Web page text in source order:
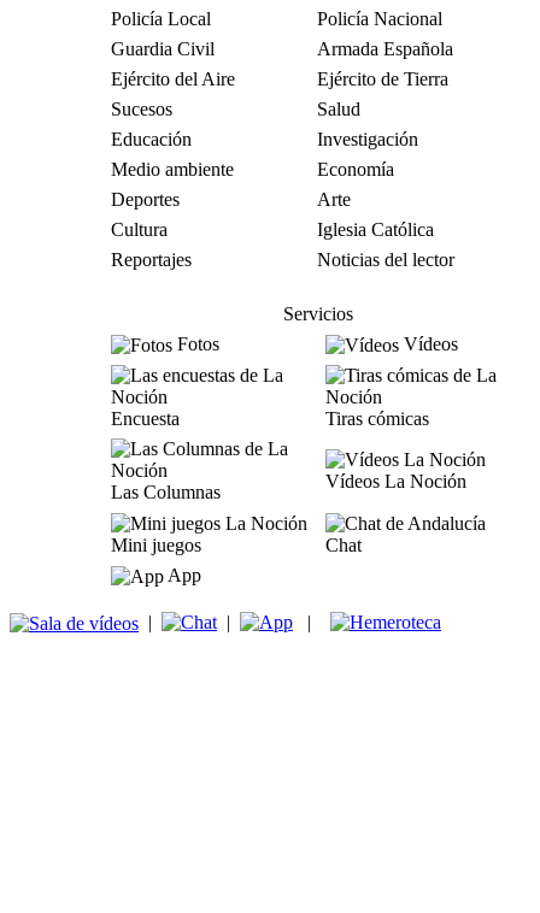
Policía Local
Policía Nacional
Guardia Civil
Armada Española
Ejército del Aire
Ejército de Tierra
Sucesos
Salud
Educación
Investigación
Medio ambiente
Economía
Deportes
Arte
Cultura
Iglesia Católica
Reportajes
Noticias del lector
Servicios
Fotos
Vídeos
Encuesta Tiras cómicas
Las Columnas
Vídeos La Noción
Mini juegos
Chat
App
| | |